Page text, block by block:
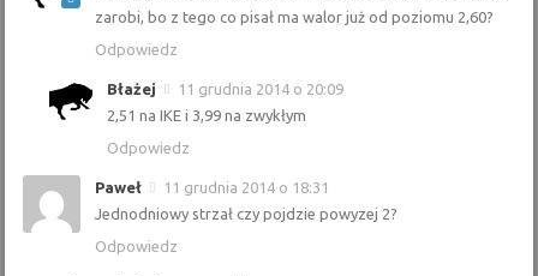
zarobi, bo z tego co pisał ma walor już od poziomu 2,60?
Odpowiedz
Błażej
11 grudnia 2014 o 20:09
2,51 na IKE i 3,99 na zwykłym
Odpowiedz
Paweł
11 grudnia 2014 o 18:31
Jednodniowy strzał czy pojdzie powyzej 2?
Odpowiedz